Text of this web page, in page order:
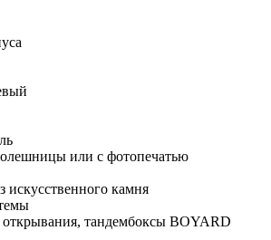
или с фотопечатью
искусственного камня
тандембоксы BOYARD